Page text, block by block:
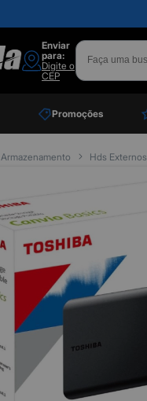
Enviar
para:
Digite o
CEP
Promoções
Armazenamento Hds Externos